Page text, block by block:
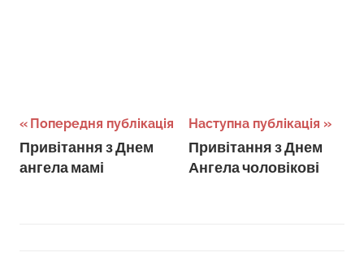
Навігація
записів
Попередня публікація
Привітання з Днем
ангела мамі
Наступна публікація
Привітання з Днем
Ангела чоловікові